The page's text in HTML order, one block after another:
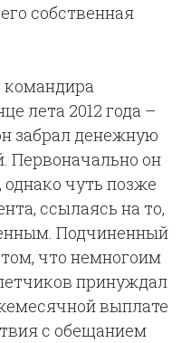
собственная
командира
лета 2012 года –
забрал денежную
Первоначально он
чуть позже
ссылаясь на то,
Подчиненный
что немногоим
принуждал
выплате
с обещанием